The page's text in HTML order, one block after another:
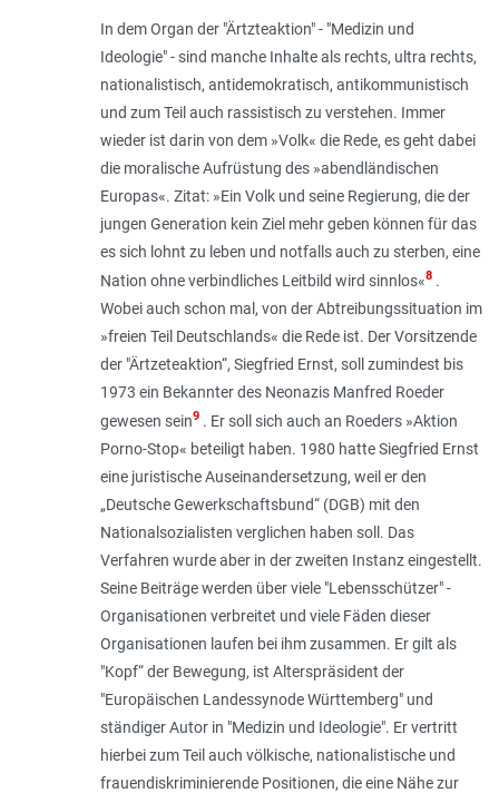
In dem Organ der "Ärtzteaktion" - "Medizin und
Ideologie" - sind manche Inhalte als rechts, ultra rechts,
nationalistisch, antidemokratisch, antikommunistisch
und zum Teil auch rassistisch zu verstehen. Immer
wieder ist darin von dem »Volk« die Rede, es geht dabei
die moralische Aufrüstung des »abendländischen
Europas«. Zitat: »Ein Volk und seine Regierung, die der
jungen Generation kein Ziel mehr geben können für das
es sich lohnt zu leben und notfalls auch zu sterben, eine
Nation ohne verbindliches Leitbild wird sinnlos«8.
Wobei auch schon mal, von der Abtreibungssituation im
»freien Teil Deutschlands« die Rede ist. Der Vorsitzende
der "Ärtzeteaktion“, Siegfried Ernst, soll zumindest bis
1973 ein Bekannter des Neonazis Manfred Roeder
gewesen sein9. Er soll sich auch an Roeders »Aktion
Porno-Stop« beteiligt haben. 1980 hatte Siegfried Ernst
eine juristische Auseinandersetzung, weil er den
„Deutsche Gewerkschaftsbund“ (DGB) mit den
Nationalsozialisten verglichen haben soll. Das
Verfahren wurde aber in der zweiten Instanz eingestellt.
Seine Beiträge werden über viele "Lebensschützer" -
Organisationen verbreitet und viele Fäden dieser
Organisationen laufen bei ihm zusammen. Er gilt als
"Kopf“ der Bewegung, ist Alterspräsident der
"Europäischen Landessynode Württemberg" und
ständiger Autor in "Medizin und Ideologie". Er vertritt
hierbei zum Teil auch völkische, nationalistische und
frauendiskriminierende Positionen, die eine Nähe zur